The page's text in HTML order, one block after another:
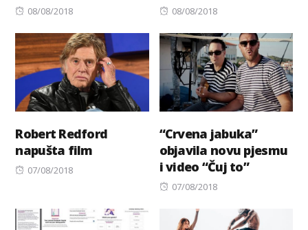
Posted
08/08/2018
Posted
08/08/2018
Robert Redford
napušta film
Posted
07/08/2018
“Crvena jabuka”
objavila novu pjesmu
i video “Čuj to”
Posted
07/08/2018